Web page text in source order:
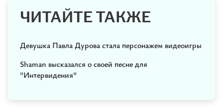
ЧИТАЙТЕ ТАКЖЕ
Девушка Павла Дурова стала персонажем видеоигры
Shaman высказался о своей песне для
"Интервидения"